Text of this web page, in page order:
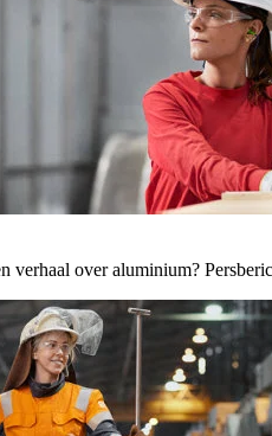
verhaal over aluminium?